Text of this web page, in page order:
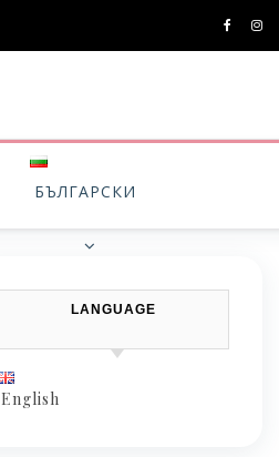
БЪЛГАРСКИ
LANGUAGE
English